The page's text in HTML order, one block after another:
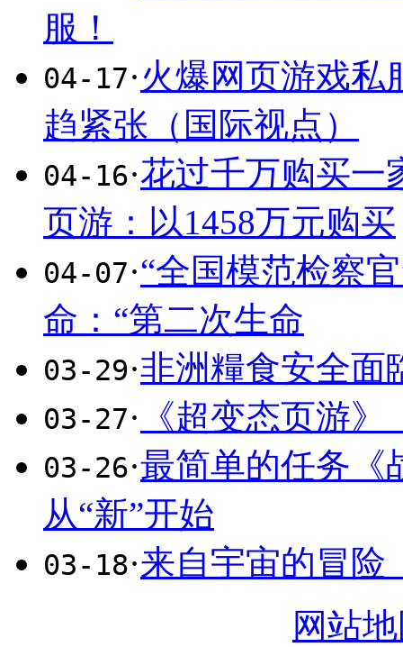
服！
04-17·火爆网页游戏私
趋紧张（国际视点）
04-16·花过千万购买一
页游：以1458万元购买
04-07·“全国模范检察
命：“第二次生命
03-29·非洲糧食安全面
03-27· 《超变态页游
03-26·最简单的任务《
从“新”开始
03-18·来自宇宙的冒险
网站